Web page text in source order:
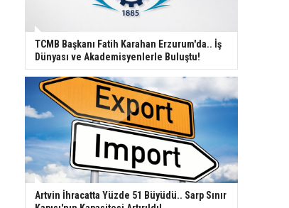
TCMB Başkanı Fatih Karahan Erzurum'da.. İş
Dünyası ve Akademisyenlerle Buluştu!
Artvin İhracatta Yüzde 51 Büyüdü.. Sarp Sınır